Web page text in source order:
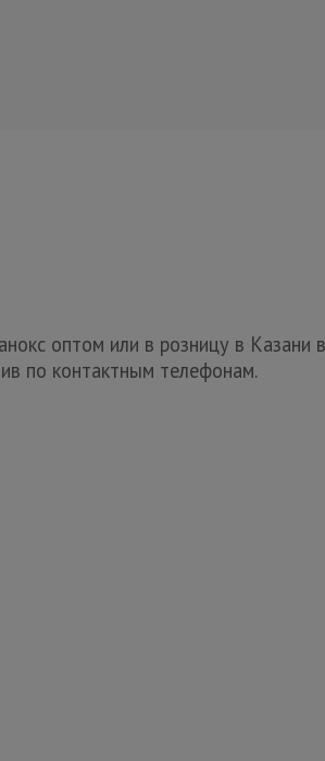
оптом или в розницу в
по контактным телефонам.